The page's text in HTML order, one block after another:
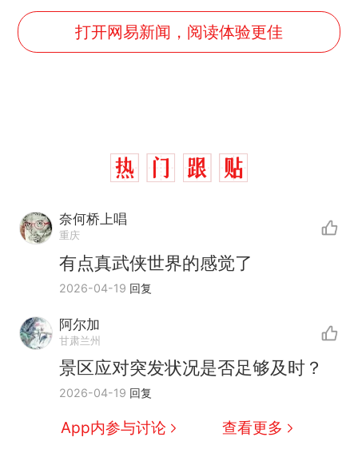
打开网易新闻，阅读体验更佳
奈何桥上唱
重庆
有点真武侠世界的感觉了
2026-04-19 回复
阿尔加
甘肃兰州
景区应对突发状况是否足够及时？
2026-04-19 回复
App内参与讨论 查看更多
十多万人报名的考试，成绩
全部作废，公平么？
新 全球唯一没有法定首都的国
家，刚改国名，总统就邀请中
国大使骑行绕了几乎整个国境
线一圈，还曾两次到中国寻根
搬家报价570元，搬到楼下交